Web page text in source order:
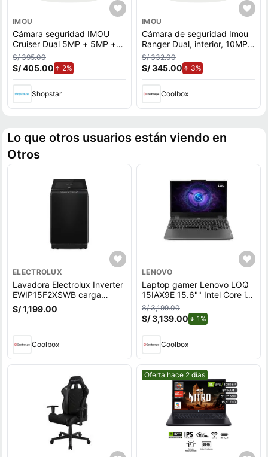
IMOU
Cámara seguridad IMOU
Cruiser Dual 5MP + 5MP +
Micro SD 128GB 360°
Externa Full color
S/ 395.00
S/ 405.00 2%
Shopstar
IMOU
Cámara de seguridad Imou
Ranger Dual, interior, 10MP,
doble lente, Wi-Fi, visión
nocturna, movimiento 355°,
microSD 128GB, blanco
S/ 332.00
S/ 345.00 3%de aumento.
Coolbox
Lo que otros usuarios están viendo en
Otros
ELECTROLUX
Lavadora Electrolux Inverter
EWIP15F2XSWB carga
superior, capacidad 15 kg,
negro
S/ 1,199.00
Coolbox
LENOVO
Laptop gamer Lenovo LOQ
15IAX9E 15.6"" Intel Core i5,
512GB SSD, 8GB RAM,
Windows 11 Home, gris
S/ 3,199.00
S/ 3,139.00 1%de descuento.
Coolbox
Mejor precio.
Oferta hace 2 días